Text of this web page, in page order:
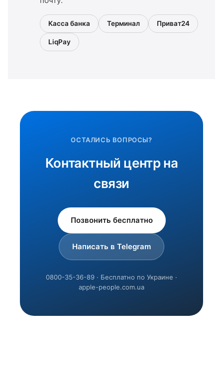
Касса банка Терминал Приват24
LiqPay
ОСТАЛИСЬ ВОПРОСЫ?
Контактный центр на
связи
Позвонить бесплатно
Написать в Telegram
0800-35-36-89 · Бесплатно по Украине ·
apple-people.com.ua